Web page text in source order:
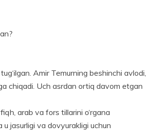
Amir Temurning be­shinchi avlodi,
chiqadi. Uch asrdan ortiq davom etgan
arab va fors tillarini o‘rgana
jasurligi va dovyurakligi uchun